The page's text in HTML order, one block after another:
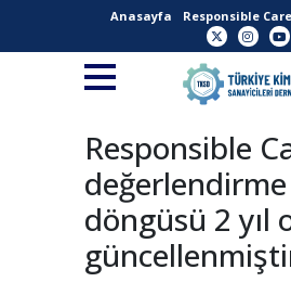
Anasayfa Responsible
Responsible
değerlendirme
döngüsü 2 yıl